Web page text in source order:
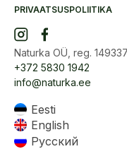
PRIVAATSUSPOLIITIKA
Naturka OÜ, reg.
+372 5830 1942
info@naturka.ee
Eesti
English
Русский